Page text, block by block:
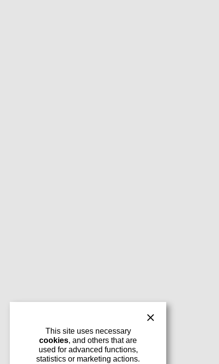
This site uses necessary
cookies, and others that are
used for advanced functions,
statistics or marketing actions.